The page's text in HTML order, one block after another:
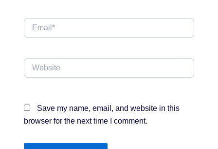
Email*
Website
Save my name, email, and website in this
browser for the next time I comment.